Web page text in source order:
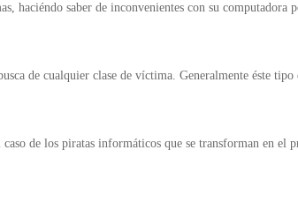
haciéndo saber de inconvenientes con su
de cualquier clase de víctima. Generalmente éste
de los piratas informáticos que se transforman en el